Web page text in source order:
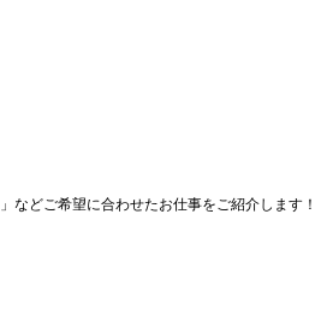
どご希望に合わせたお仕事をご紹介します！